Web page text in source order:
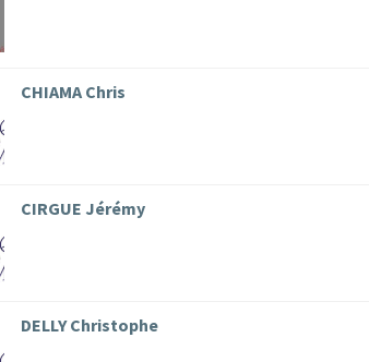
CHIAMA Chris
CIRGUE Jérémy
DELLY Christophe